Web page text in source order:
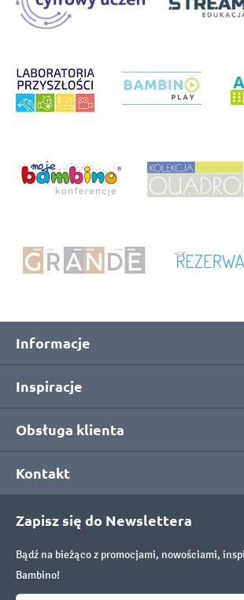
Informacje
Inspiracje
Obsługa klienta
Kontakt
Zapisz się do Newslettera
Bądź na bieżąco z promocjami, nowościami,
Bambino!